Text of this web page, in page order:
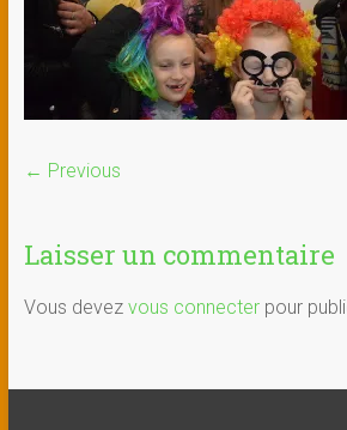
← Previous
Laisser un commentaire
Vous devez vous connecterpour